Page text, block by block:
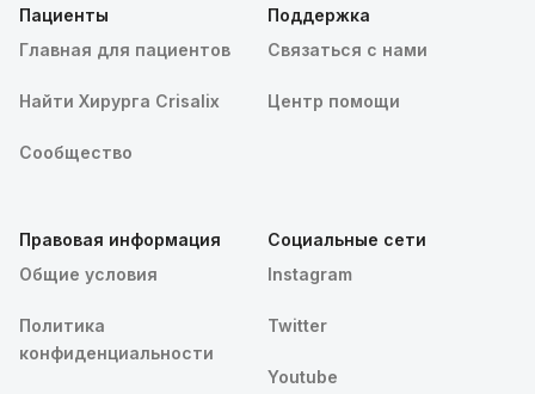
Пациенты
Главная для пациентов
Найти Хирурга Crisalix
Сообщество
Поддержка
Связаться с нами
Центр помощи
Правовая информация
Общие условия
Политика
конфиденциальности
Социальные сети
Instagram
Twitter
Youtube